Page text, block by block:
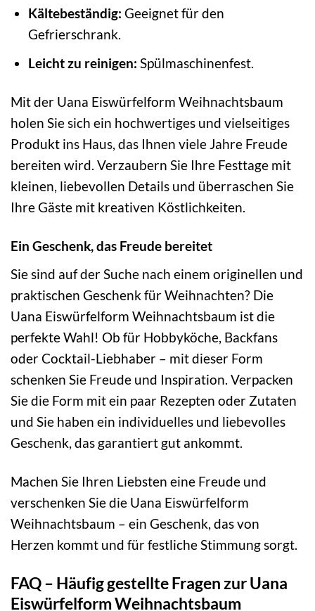
Kältebeständig: Geeignet für den
Gefrierschrank.
Leicht zu reinigen: Spülmaschinenfest.
Mit der Uana Eiswürfelform Weihnachtsbaum
holen Sie sich ein hochwertiges und vielseitiges
Produkt ins Haus, das Ihnen viele Jahre Freude
bereiten wird. Verzaubern Sie Ihre Festtage mit
kleinen, liebevollen Details und überraschen Sie
Ihre Gäste mit kreativen Köstlichkeiten.
Ein Geschenk, das Freude bereitet
Sie sind auf der Suche nach einem originellen und
praktischen Geschenk für Weihnachten? Die
Uana Eiswürfelform Weihnachtsbaum ist die
perfekte Wahl! Ob für Hobbyköche, Backfans
oder Cocktail-Liebhaber – mit dieser Form
schenken Sie Freude und Inspiration. Verpacken
Sie die Form mit ein paar Rezepten oder Zutaten
und Sie haben ein individuelles und liebevolles
Geschenk, das garantiert gut ankommt.
Machen Sie Ihren Liebsten eine Freude und
verschenken Sie die Uana Eiswürfelform
Weihnachtsbaum – ein Geschenk, das von
Herzen kommt und für festliche Stimmung sorgt.
FAQ – Häufig gestellte Fragen zur Uana
Eiswürfelform Weihnachtsbaum